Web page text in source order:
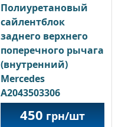
Полиуретановый
сайлентблок
заднего верхнего
поперечного рычага
(внутренний)
Mercedes
A2043503306
450 грн/шт